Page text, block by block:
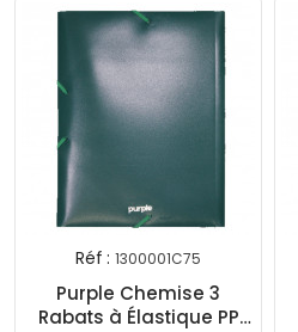
Réf : 1300001C75
Purple Chemise 3
Rabats à Élastique PP